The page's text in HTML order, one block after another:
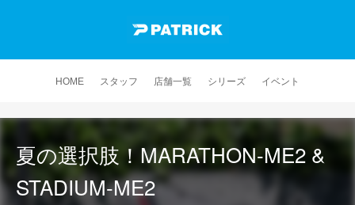
HOME スタッフ 店舗一覧 シリーズ イベント
夏の選択肢！MARATHON-ME2 &
STADIUM-ME2